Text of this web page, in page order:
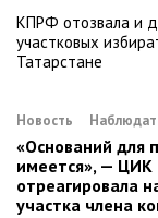
КПРФ отозвала и
участковых
Татарстане
Новость
«Оснований для
имеется», —
отреагировала
участка члена